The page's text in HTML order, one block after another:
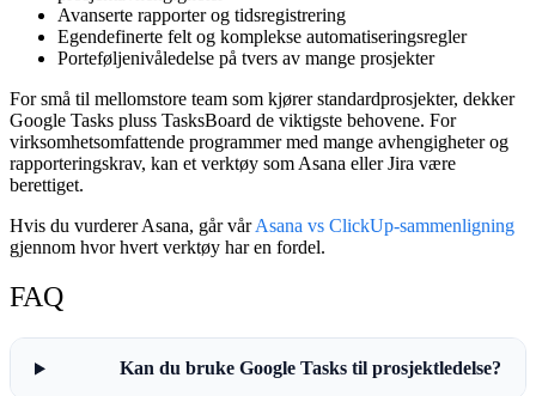
Avanserte rapporter og tidsregistrering
Egendefinerte felt og komplekse automatiseringsregler
Porteføljenivåledelse på tvers av mange prosjekter
For små til mellomstore team som kjører standardprosjekter, dekker
Google Tasks pluss TasksBoard de viktigste behovene. For
virksomhetsomfattende programmer med mange avhengigheter og
rapporteringskrav, kan et verktøy som Asana eller Jira være
berettiget.
Hvis du vurderer Asana, går vårAsana vs ClickUp-sammenligning
gjennom hvor hvert verktøy har en fordel.
FAQ
Kan du bruke Google Tasks til prosjektledelse?